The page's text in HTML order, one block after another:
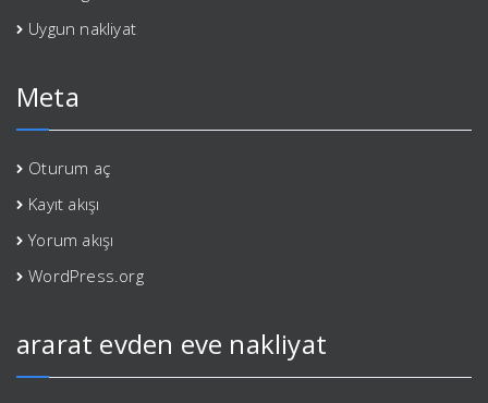
Uygun nakliyat
Meta
Oturum aç
Kayıt akışı
Yorum akışı
WordPress.org
ararat evden eve nakliyat